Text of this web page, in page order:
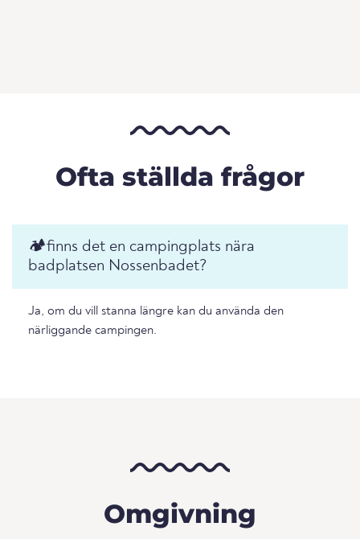
Ofta ställda frågor
🏕️️finns det en campingplats nära
badplatsen Nossenbadet?
Ja, om du vill stanna längre kan du använda den
närliggande campingen.
Omgivning